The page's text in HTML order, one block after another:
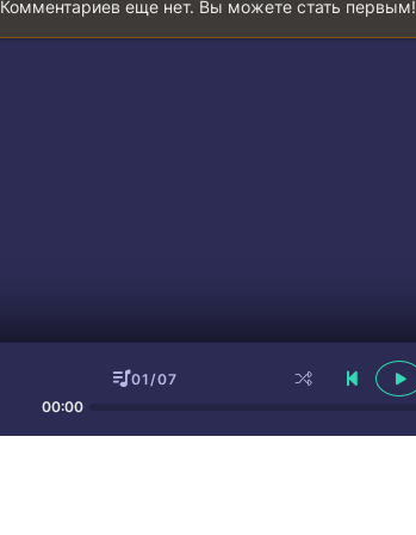
Комментариев еще нет. Вы можете стать первым!
01/07
00:00